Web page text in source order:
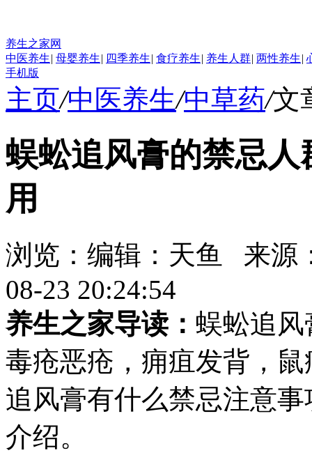
养生之家网
中医养生| 母婴养生| 四季养生| 食疗养生| 养生人群| 两性养生|
手机版
主页/中医养生/中草药/文
蜈蚣追风膏的禁忌
用
浏览： 编辑： 天鱼
来源
08-23 20:24:54
养生之家导读： 蜈蚣追
毒疮恶疮，痈疽发背，
追风膏有什么禁忌注意
介绍。